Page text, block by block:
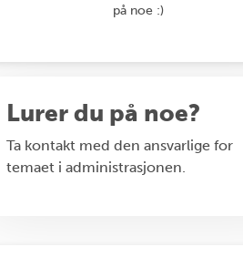
på noe :)
Lurer du på noe?
Ta kontakt med den ansvarlige for
temaet i administrasjonen.